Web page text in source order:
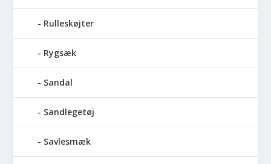
Rulleskøjter
Rygsæk
Sandal
Sandlegetøj
Savlesmæk